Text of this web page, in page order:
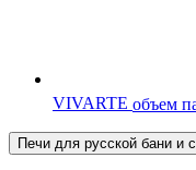
VIVARTE объем
Печи для русской бани и